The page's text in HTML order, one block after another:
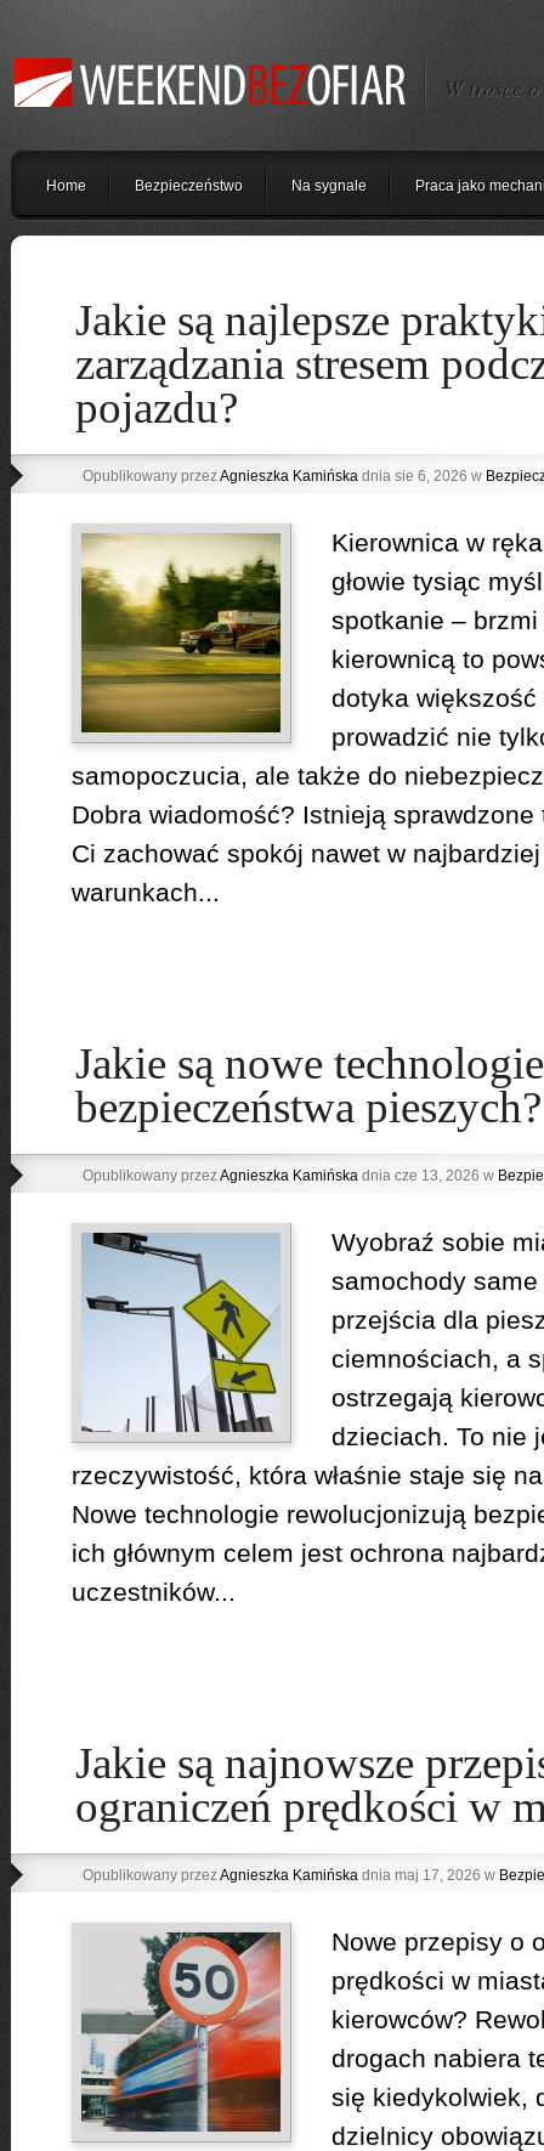
W trosce
Home Bezpieczeństwo Na sygnale Praca jako
Jakie są najlepsze
zarządzania stresem
pojazdu?
Opublikowany przezAgnieszka Kamińskadnia sie 6, 2026 w
Kierownica w
głowie tysiąc
spotkanie –
kierownicą to
dotyka
prowadzić nie
samopoczucia, ale także do
Dobra wiadomość? Istnieją
Ci zachować spokój nawet w
warunkach...
Jakie są nowe
bezpieczeństwa pieszych?
Opublikowany przezAgnieszka Kamińskadnia cze 13, 2026 w
Wyobraź sobie
samochody
przejścia dla
ciemnościach, a
ostrzegają
dzieciach. To nie
rzeczywistość, która właśnie staje się
Nowe technologie rewolucjonizują
ich głównym celem jest ochrona
uczestników...
Jakie są najnowsze
ograniczeń prędkości w
Opublikowany przezAgnieszka Kamińskadnia maj 17, 2026 w
Nowe przepisy o
prędkości w
kierowców?
drogach nabiera
się kiedykolwiek,
dzielnicy